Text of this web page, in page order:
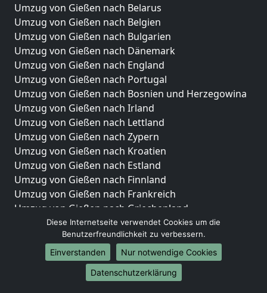
Umzug von Gießen nach Belarus
Umzug von Gießen nach Belgien
Umzug von Gießen nach Bulgarien
Umzug von Gießen nach Dänemark
Umzug von Gießen nach England
Umzug von Gießen nach Portugal
Umzug von Gießen nach Bosnien und Herzegowina
Umzug von Gießen nach Irland
Umzug von Gießen nach Lettland
Umzug von Gießen nach Zypern
Umzug von Gießen nach Kroatien
Umzug von Gießen nach Estland
Umzug von Gießen nach Finnland
Umzug von Gießen nach Frankreich
Umzug von Gießen nach Griechenland
Umzug von Gießen nach Italien
Umzug von Gießen nach Liechtenstein
Umzug von Gießen nach Luxemburg
Umzug von Gießen nach Niederlande
Umzug von Gießen nach Norwegen
Diese Internetseite verwendet Cookies um die
Benutzerfreundlichkeit zu verbessern.
Einverstanden
Nur notwendige Cookies
Datenschutzerklärung